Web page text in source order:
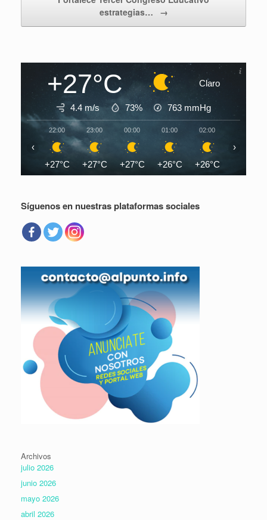
estrategias…
→
+27°C Claro
4.4 m/s 73% 763 mmHg
22:00
+27°C
23:00
+27°C
00:00
+27°C
01:00
+26°C
02:00
+26°C
‹ ›
Síguenos en nuestras plataformas sociales
Archivos
julio 2026
junio 2026
mayo 2026
abril 2026